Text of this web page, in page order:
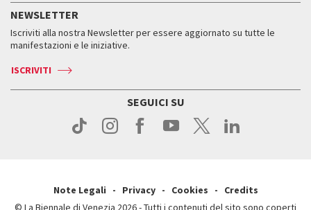
Come raggiungerci
Come raggiungerci
Contatti
Press
Orari e sedi
Biglietti
Servizi al pubblico
Come raggiungerci
Contatti
Storia
Orari e sedi
NEWSLETTER
Iscriviti alla nostra Newsletter per essere aggiornato su tutte le
manifestazioni e le iniziative.
ISCRIVITI
SEGUICI SU
Note Legali Privacy Cookies
Credits
© La Biennale di Venezia 2026 - Tutti i contenuti del sito sono coperti